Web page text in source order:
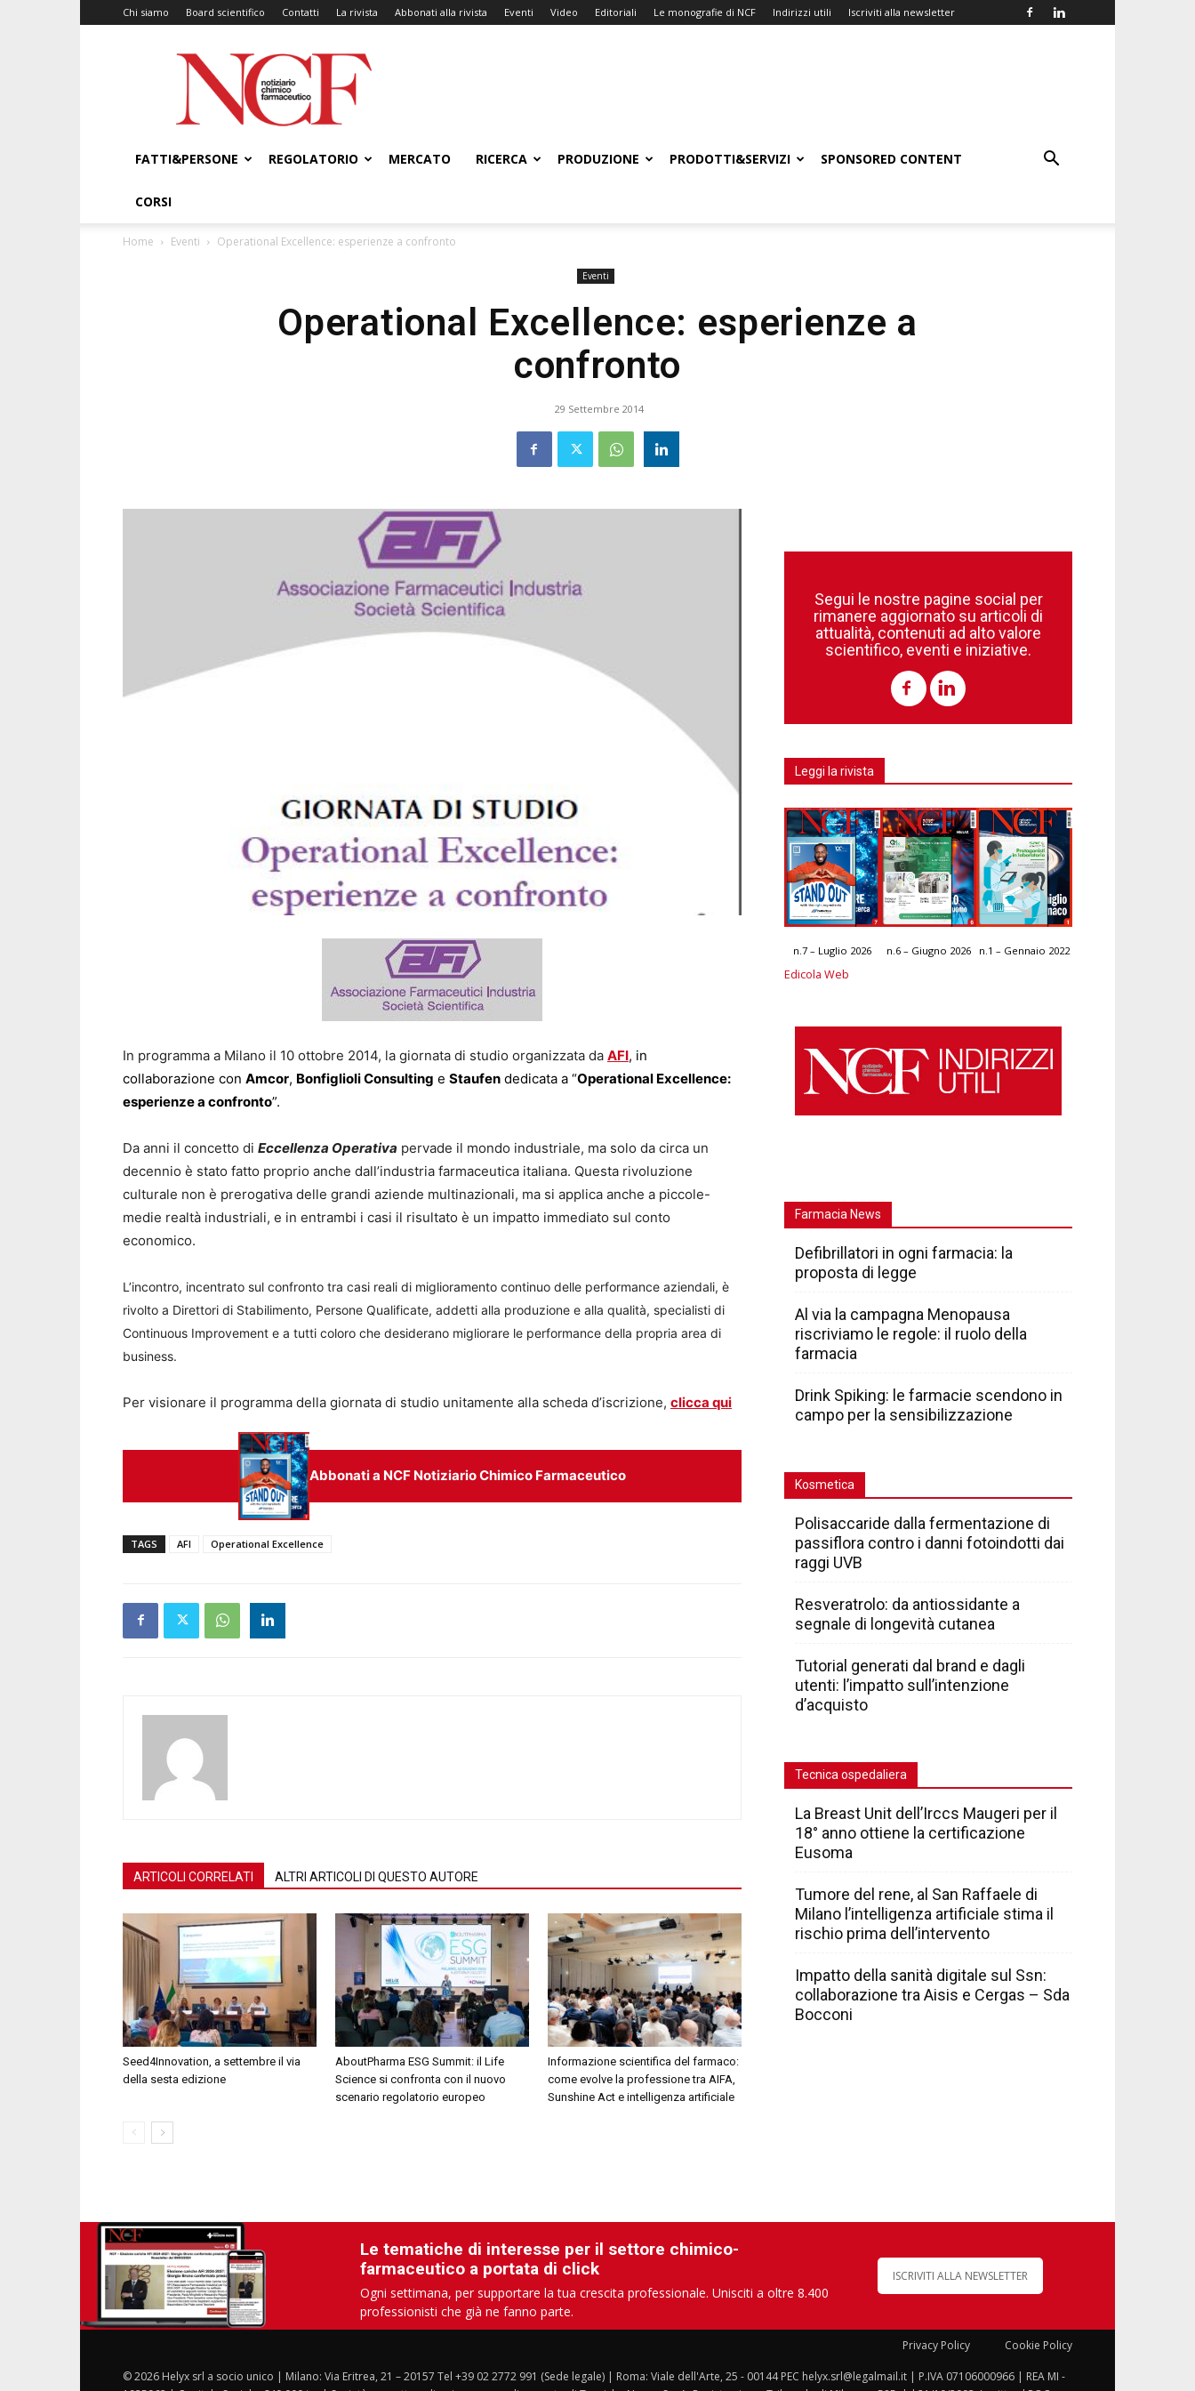
Chi siamo Board scientifico Contatti La rivista Abbonati alla rivista Eventi Video Editoriali Le monografie di NCF Indirizzi utili Iscriviti alla newsletter
NCF
–
Notiziario
Chimico
FATTI&PERSONE
REGOLATORIO MERCATO RICERCA PRODUZIONE PRODOTTI&SERVIZI SPONSORED CONTENT
CORSI
Home Eventi Operational Excellence: esperienze a confronto
Eventi
Operational Excellence: esperienze a
confronto
29 Settembre 2014
In programma a Milano il 10 ottobre 2014, la giornata di studio organizzata da AFI, in
collaborazione con Amcor, Bonfiglioli Consulting e Staufen dedicata a “Operational Excellence:
esperienze a confronto”.
Da anni il concetto di Eccellenza Operativa pervade il mondo industriale, ma solo da circa un
decennio è stato fatto proprio anche dall’industria farmaceutica italiana. Questa rivoluzione
culturale non è prerogativa delle grandi aziende multinazionali, ma si applica anche a piccole-
medie realtà industriali, e in entrambi i casi il risultato è un impatto immediato sul conto
economico.
L’incontro, incentrato sul confronto tra casi reali di miglioramento continuo delle performance aziendali, è
rivolto a Direttori di Stabilimento, Persone Qualificate, addetti alla produzione e alla qualità, specialisti di
Continuous Improvement e a tutti coloro che desiderano migliorare le performance della propria area di
business.
Per visionare il programma della giornata di studio unitamente alla scheda d’iscrizione, clicca qui
Abbonati a NCF Notiziario Chimico Farmaceutico
TAGS AFI Operational Excellence
ARTICOLI CORRELATI ALTRI ARTICOLI DI QUESTO AUTORE
Seed4Innovation, a settembre il via
della sesta edizione
AboutPharma ESG Summit: il Life
Science si confronta con il nuovo
scenario regolatorio europeo
Informazione scientifica del farmaco:
come evolve la professione tra AIFA,
Sunshine Act e intelligenza artificiale
Segui le nostre pagine social per
rimanere aggiornato su articoli di
attualità, contenuti ad alto valore
scientifico, eventi e iniziative.
Leggi la rivista
n.7 – Luglio 2026 n.6 – Giugno 2026 n.1 – Gennaio 2022
Edicola Web
Farmacia News
Defibrillatori in ogni farmacia: la
proposta di legge
Al via la campagna Menopausa
riscriviamo le regole: il ruolo della
farmacia
Drink Spiking: le farmacie scendono in
campo per la sensibilizzazione
Kosmetica
Polisaccaride dalla fermentazione di
passiflora contro i danni fotoindotti dai
raggi UVB
Resveratrolo: da antiossidante a
segnale di longevità cutanea
Tutorial generati dal brand e dagli
utenti: l’impatto sull’intenzione
d’acquisto
Tecnica ospedaliera
La Breast Unit dell’Irccs Maugeri per il
18° anno ottiene la certificazione
Eusoma
Tumore del rene, al San Raffaele di
Milano l’intelligenza artificiale stima il
rischio prima dell’intervento
Impatto della sanità digitale sul Ssn:
collaborazione tra Aisis e Cergas – Sda
Bocconi
Le tematiche di interesse per il settore chimico-
farmaceutico a portata di click
Ogni settimana, per supportare la tua crescita professionale. Unisciti a oltre 8.400
professionisti che già ne fanno parte.
ISCRIVITI ALLA NEWSLETTER
Privacy Policy Cookie Policy
© 2026 Helyx srl a socio unico | Milano: Via Eritrea, 21 – 20157 Tel +39 02 2772 991 (Sede legale) | Roma: Viale dell'Arte, 25 - 00144 PEC helyx.srl@legalmail.it | P.IVA 07106000966 | REA MI -